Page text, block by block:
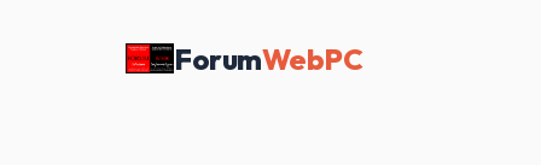
ForumWebPC